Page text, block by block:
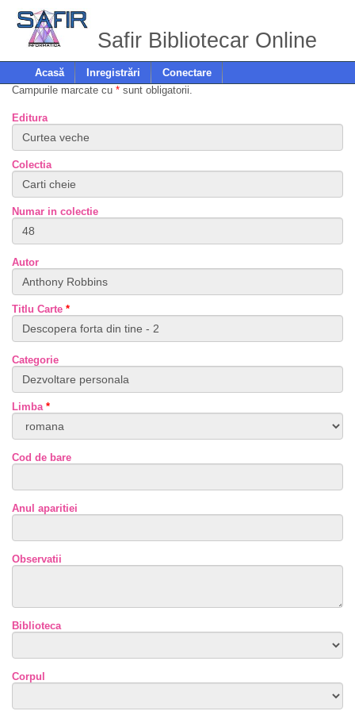
Safir Bibliotecar Online
Acasă Inregistrări
Conectare
Campurile marcate cu * sunt obligatorii.
Editura
Colectia
Numar in colectie
Autor
Titlu Carte *
Categorie
Limba *
Cod de bare
Anul aparitiei
Observatii
Biblioteca
Corpul